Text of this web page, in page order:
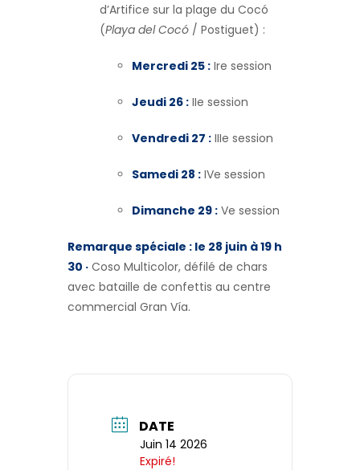
d’Artifice sur la plage du Cocó
(Playa del Cocó / Postiguet) :
Mercredi 25 : Ire session
Jeudi 26 : IIe session
Vendredi 27 : IIIe session
Samedi 28 : IVe session
Dimanche 29 : Ve session
Remarque spéciale : le 28 juin à 19 h
30 · Coso Multicolor, défilé de chars
avec bataille de confettis au centre
commercial Gran Vía.
DATE
Juin 14 2026
Expiré!